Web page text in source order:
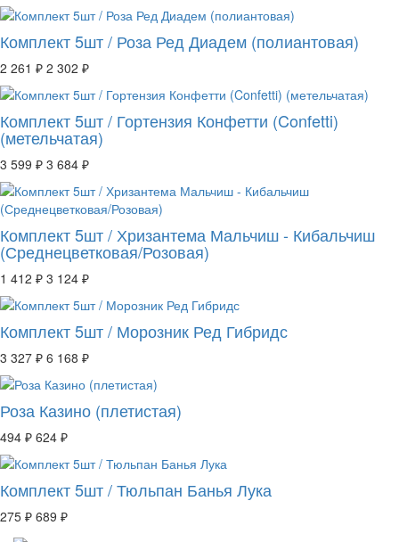
Комплект 5шт / Роза Ред Диадем (полиантовая)
2 261 ₽ 2 302 ₽
Комплект 5шт / Гортензия Конфетти (Confetti)
(метельчатая)
3 599 ₽ 3 684 ₽
Комплект 5шт / Хризантема Мальчиш - Кибальчиш
(Среднецветковая/Розовая)
1 412 ₽ 3 124 ₽
Комплект 5шт / Морозник Ред Гибридс
3 327 ₽ 6 168 ₽
Роза Казино (плетистая)
494 ₽ 624 ₽
Комплект 5шт / Тюльпан Банья Лука
275 ₽ 689 ₽